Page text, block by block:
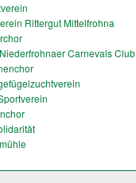
Rittergut Mittelfrohna
Carnevals Club